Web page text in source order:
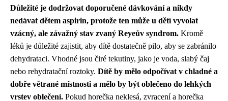
Důležité je dodržovat doporučené dávkování a nikdy
nedávat dětem aspirin, protože ten může u dětí vyvolat
vzácný, ale závažný stav zvaný Reyeův syndrom. Kromě
léků je důležité zajistit, aby dítě dostatečně pilo, aby se zabránilo
dehydrataci. Vhodné jsou čiré tekutiny, jako je voda, slabý čaj
nebo rehydratační roztoky. Dítě by mělo odpočívat v chladné a
dobře větrané místnosti a mělo by být oblečeno do lehkých
vrstev oblečení. Pokud horečka neklesá, zvracení a horečka